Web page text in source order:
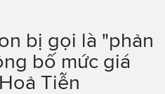
bị gọi là "phản
bố mức giá
Tiễn